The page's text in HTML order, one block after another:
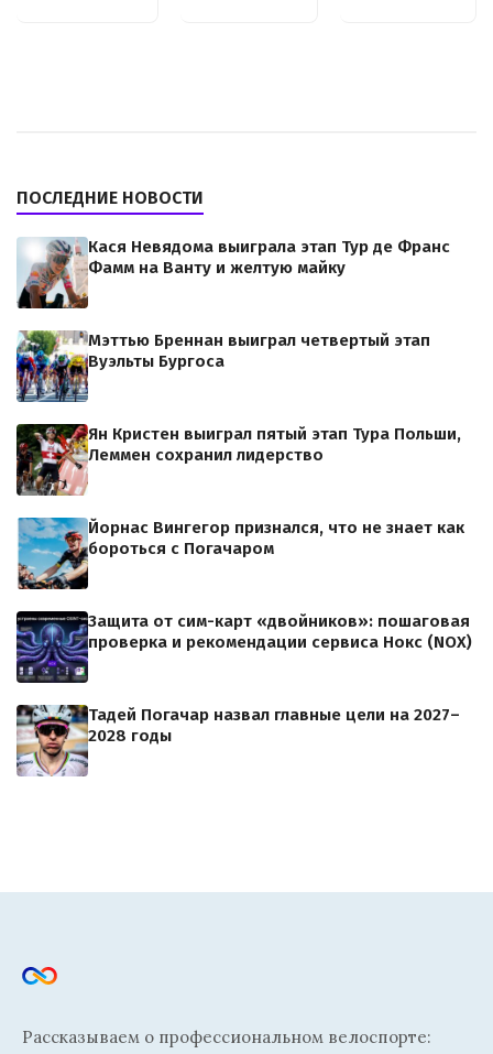
ПОСЛЕДНИЕ НОВОСТИ
Кася Невядома выиграла этап Тур де Франс
Фамм на Ванту и желтую майку
Мэттью Бреннан выиграл четвертый этап
Вуэльты Бургоса
Ян Кристен выиграл пятый этап Тура Польши,
Леммен сохранил лидерство
Йорнас Вингегор признался, что не знает как
бороться с Погачаром
Защита от сим-карт «двойников»: пошаговая
проверка и рекомендации сервиса Нокс (NOX)
Тадей Погачар назвал главные цели на 2027–
2028 годы
Рассказываем о профессиональном велоспорте: